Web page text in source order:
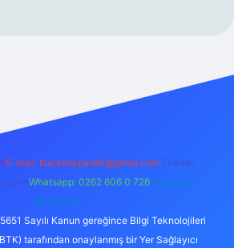
E-mail: backlinkpaneli@gmail.com Teams:
Whatsapp: 0262 606 0 726 Telegram:
@karabul
Sayılı Kanun gereğince Bilgi Teknolojileri
tarafından onaylanmış bir Yer Sağlayıcı